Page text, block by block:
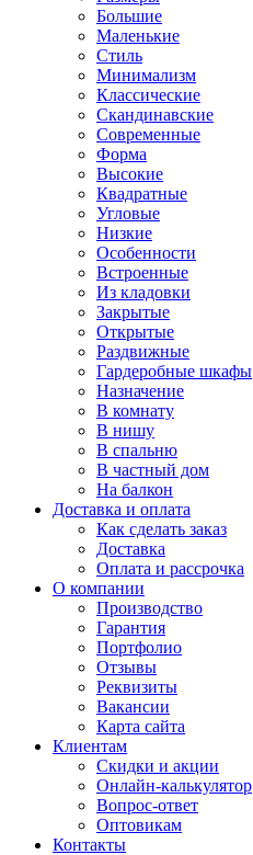
Большие
Маленькие
Стиль
Минимализм
Классические
Скандинавские
Современные
Форма
Высокие
Квадратные
Угловые
Низкие
Особенности
Встроенные
Из кладовки
Закрытые
Открытые
Раздвижные
Гардеробные шкафы
Назначение
В комнату
В нишу
В спальню
В частный дом
На балкон
Доставка и оплата
Как сделать заказ
Доставка
Оплата и рассрочка
О компании
Производство
Гарантия
Портфолио
Отзывы
Реквизиты
Вакансии
Карта сайта
Клиентам
Скидки и акции
Онлайн-калькулятор
Вопрос-ответ
Оптовикам
Контакты